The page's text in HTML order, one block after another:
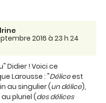
2016 à 23 h 24
Didier ! Voici ce
Larousse : "Déliceest
au singulier (un délice),
pluriel (des délices